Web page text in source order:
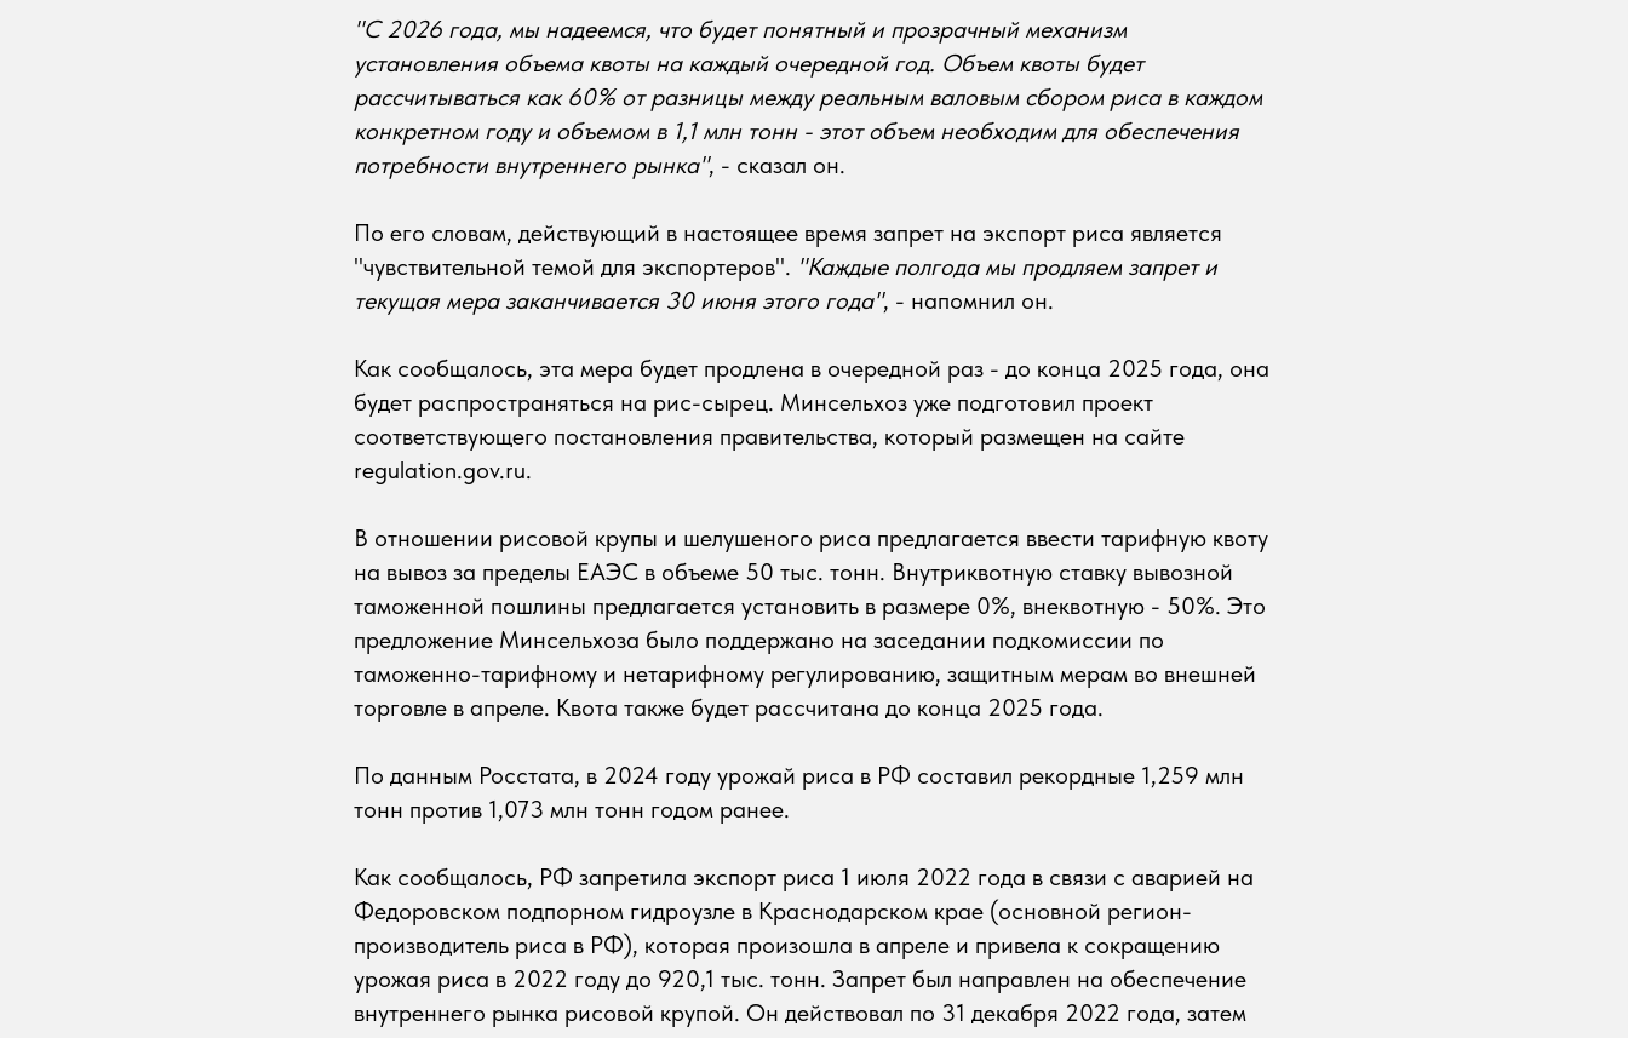
"С 2026 года, мы надеемся, что будет понятный и прозрачный механизм
установления объема квоты на каждый очередной год. Объем квоты будет
рассчитываться как 60% от разницы между реальным валовым сбором риса в каждом
конкретном году и объемом в 1,1 млн тонн - этот объем необходим для обеспечения
потребности внутреннего рынка", - сказал он.
По его словам, действующий в настоящее время запрет на экспорт риса является
"чувствительной темой для экспортеров". "Каждые полгода мы продляем запрет и
текущая мера заканчивается 30 июня этого года", - напомнил он.
Как сообщалось, эта мера будет продлена в очередной раз - до конца 2025 года, она
будет распространяться на рис-сырец. Минсельхоз уже подготовил проект
соответствующего постановления правительства, который размещен на сайте
regulation.gov.ru.
В отношении рисовой крупы и шелушеного риса предлагается ввести тарифную квоту
на вывоз за пределы ЕАЭС в объеме 50 тыс. тонн. Внутриквотную ставку вывозной
таможенной пошлины предлагается установить в размере 0%, внеквотную - 50%. Это
предложение Минсельхоза было поддержано на заседании подкомиссии по
таможенно-тарифному и нетарифному регулированию, защитным мерам во внешней
торговле в апреле. Квота также будет рассчитана до конца 2025 года.
По данным Росстата, в 2024 году урожай риса в РФ составил рекордные 1,259 млн
тонн против 1,073 млн тонн годом ранее.
Как сообщалось, РФ запретила экспорт риса 1 июля 2022 года в связи с аварией на
Федоровском подпорном гидроузле в Краснодарском крае (основной регион-
производитель риса в РФ), которая произошла в апреле и привела к сокращению
урожая риса в 2022 году до 920,1 тыс. тонн. Запрет был направлен на обеспечение
внутреннего рынка рисовой крупой. Он действовал по 31 декабря 2022 года, затем